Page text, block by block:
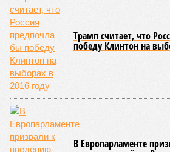
исследователей в организации конца
понадобиться: природа сама
уменьшить масштабы человеческой
(фото: en.wikipedia.org)
Да, наша любимая маленькая
единственной, где в пределах
полноценная жизнь, но Земля также
эту жизнь уничтожить. Так уж вышло,
процессы на планете включают в